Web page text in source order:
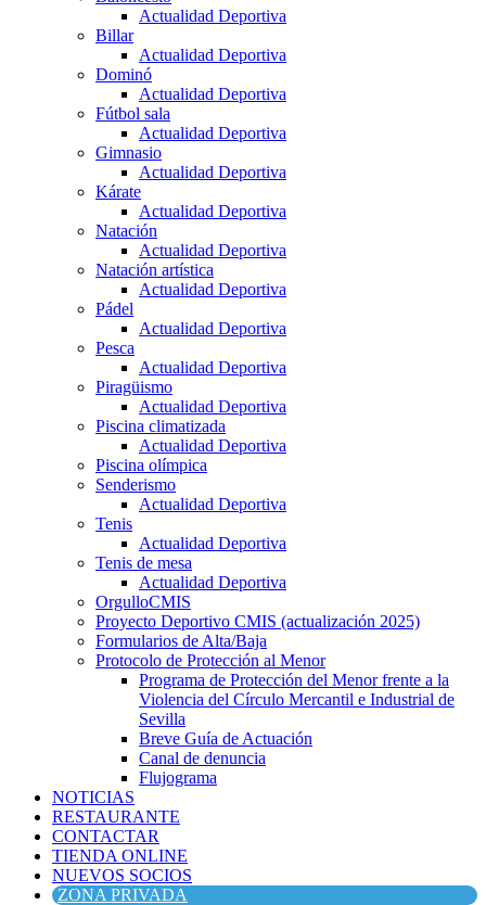
Actualidad Deportiva
Billar
Actualidad Deportiva
Dominó
Actualidad Deportiva
Fútbol sala
Actualidad Deportiva
Gimnasio
Actualidad Deportiva
Kárate
Actualidad Deportiva
Natación
Actualidad Deportiva
Natación artística
Actualidad Deportiva
Pádel
Actualidad Deportiva
Pesca
Actualidad Deportiva
Piragüismo
Actualidad Deportiva
Piscina climatizada
Actualidad Deportiva
Piscina olímpica
Senderismo
Actualidad Deportiva
Tenis
Actualidad Deportiva
Tenis de mesa
Actualidad Deportiva
OrgulloCMIS
Proyecto Deportivo CMIS (actualización 2025)
Formularios de Alta/Baja
Protocolo de Protección al Menor
Programa de Protección del Menor frente a la
Violencia del Círculo Mercantil e Industrial de
Sevilla
Breve Guía de Actuación
Canal de denuncia
Flujograma
NOTICIAS
RESTAURANTE
CONTACTAR
TIENDA ONLINE
NUEVOS SOCIOS
ZONA PRIVADA